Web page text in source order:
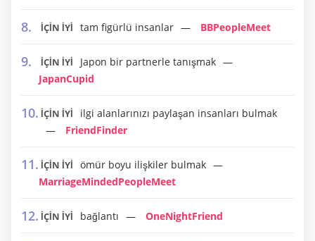
İÇİN İYİ tam figürlü insanlar BBPeopleMeet
İÇİN İYİ
Japon bir partnerle tanışmak
JapanCupid
İÇİN İYİ
ilgi alanlarınızı paylaşan insanları bulmak
FriendFinder
İÇİN İYİ
ömür boyu ilişkiler bulmak
MarriageMindedPeopleMeet
İÇİN İYİ bağlantı OneNightFriend